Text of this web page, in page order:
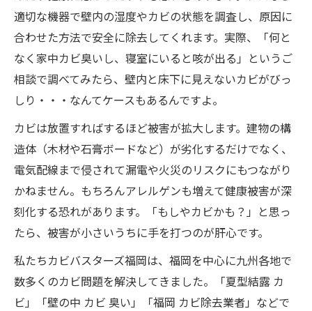
適切な機器で壁内の湿度やカビの状態を調査し、原因に
合わせた方法で安全に除去してくれます。実際、「何と
なく家中カビ臭いし、寝室にいると咳が出る」というご
相談で調べてみたら、壁内と床下に見えないカビがびっ
しり・・・なんてケースもあるんですよ。
カビは放置すればするほど被害が拡大します。建物の構
造体（木材や石膏ボードなど）が劣化するだけでなく、
電気配線まで侵されて漏電や火災のリスクにもつながり
かねません。もちろんアレルゲンも増えて健康被害が深
刻化する恐れがあります。「もしやカビかも？」と思っ
たら、被害が小さいうちに手を打つのが肝心です。
私たちカビバスターズ福岡は、福岡を中心に九州各地で
数多くのカビ問題を解決してきました。「夏型結露 カ
ビ」「壁の中 カビ 臭い」「福岡 カビ除去業者」などで